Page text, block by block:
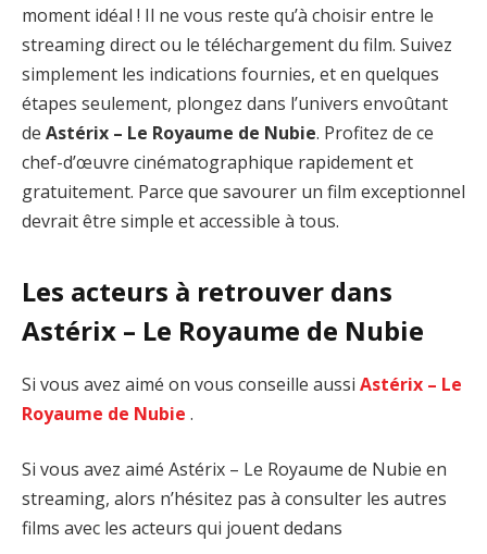
moment idéal ! Il ne vous reste qu’à choisir entre le
streaming direct ou le téléchargement du film. Suivez
simplement les indications fournies, et en quelques
étapes seulement, plongez dans l’univers envoûtant
de Astérix – Le Royaume de Nubie. Profitez de ce
chef-d’œuvre cinématographique rapidement et
gratuitement. Parce que savourer un film exceptionnel
devrait être simple et accessible à tous.
Les acteurs à retrouver dans
Astérix – Le Royaume de Nubie
Si vous avez aimé on vous conseille aussi Astérix – Le
Royaume de Nubie .
Si vous avez aimé Astérix – Le Royaume de Nubie en
streaming, alors n’hésitez pas à consulter les autres
films avec les acteurs qui jouent dedans